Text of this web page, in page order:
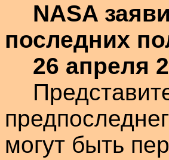
NASA
последних
26 апреля
могут быть